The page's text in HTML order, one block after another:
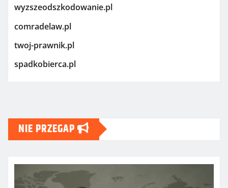
wyzszeodszkodowanie.pl
comradelaw.pl
twoj-prawnik.pl
spadkobierca.pl
NIE PRZEGAP